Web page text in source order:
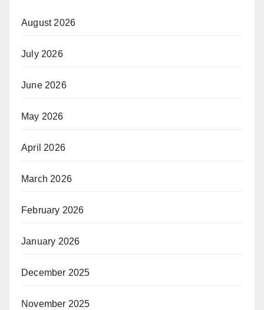
August 2026
July 2026
June 2026
May 2026
April 2026
March 2026
February 2026
January 2026
December 2025
November 2025